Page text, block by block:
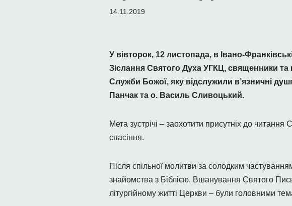
14.11.2019
У вівторок, 12 листопада, в Івано-
Зіслання Святого Духа УГКЦ, священники та
Служби Божої, яку відслужили в’язничні
Панчак та о. Василь Сливоцький.
Мета зустрічі – заохотити присутніх до
спасіння.
Після спільної молитви за солодким
знайомства з Біблією. Вшанування Святого
літургійному житті Церкви ‒ були головними